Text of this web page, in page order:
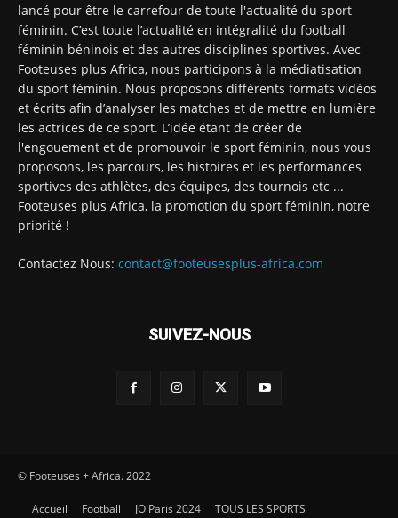
lancé pour être le carrefour de toute l'actualité du sport
féminin. C’est toute l’actualité en intégralité du football
féminin béninois et des autres disciplines sportives. Avec
Footeuses plus Africa, nous participons à la médiatisation
du sport féminin. Nous proposons différents formats vidéos
et écrits afin d’analyser les matches et de mettre en lumière
les actrices de ce sport. L’idée étant de créer de
l'engouement et de promouvoir le sport féminin, nous vous
proposons, les parcours, les histoires et les performances
sportives des athlètes, des équipes, des tournois etc ...
Footeuses plus Africa, la promotion du sport féminin, notre
priorité !
Contactez Nous: contact@footeusesplus-africa.com
SUIVEZ-NOUS
© Footeuses + Africa. 2022
Accueil Football JO Paris 2024 TOUS LES SPORTS